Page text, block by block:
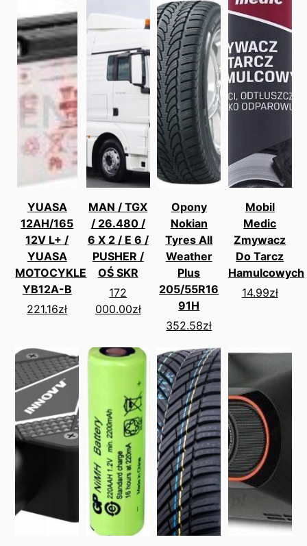
YUASA
12AH/165
12V L+ /
YUASA
MOTOCYKLE
YB12A-B
221.16zł
MAN / TGX
/ 26.480 /
6 X 2 / E 6 /
PUSHER /
OŚ SKR
172
000.00zł
Opony
Nokian
Tyres All
Weather
Plus
205/55R16
91H
352.58zł
Mobil
Medic
Zmywacz
Do Tarcz
Hamulcowych
14.99zł